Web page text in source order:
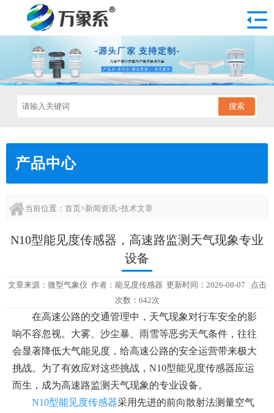
搜索
产品中心
当前位置： 首页>新闻资讯>技术文章
N10型能见度传感器，高速路监测天气现象专业
设备
文章来源： 微型气象仪 作者： 能见度传感器 更新时间：2026-08-07 点击
次数：642次
在高速公路的交通管理中，天气现象对行车安全的影
响不容忽视。大雾、沙尘暴、雨雪等恶劣天气条件，往往
会显著降低大气能见度，给高速公路的安全运营带来极大
挑战。为了有效应对这些挑战，N10型能见度传感器应运
而生，成为高速路监测天气现象的专业设备。
N10型能见度传感器采用先进的前向散射法测量空气